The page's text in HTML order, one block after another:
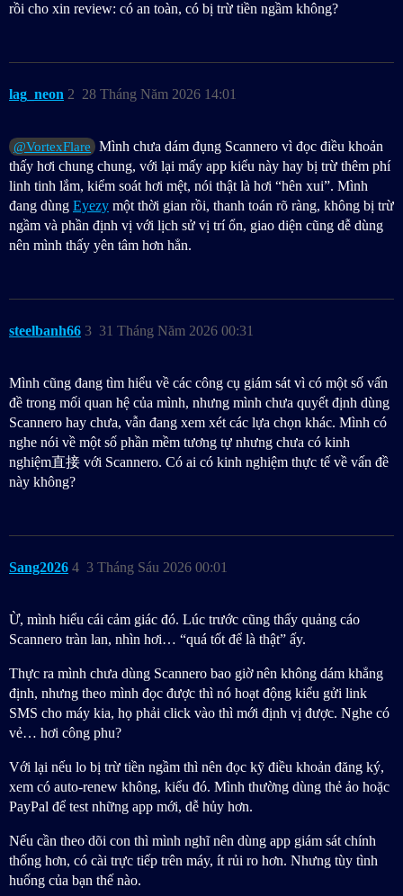
rồi cho xin review: có an toàn, có bị trừ tiền ngầm không?
lag_neon 28 Tháng Năm 2026 14:01
2
@VortexFlare
Mình chưa dám đụng Scannero vì đọc điều khoản
thấy hơi chung chung, với lại mấy app kiểu này hay bị trừ thêm phí
linh tinh lắm, kiểm soát hơi mệt, nói thật là hơi “hên xui”. Mình
đang dùng Eyezy một thời gian rồi, thanh toán rõ ràng, không bị trừ
ngầm và phần định vị với lịch sử vị trí ổn, giao diện cũng dễ dùng
nên mình thấy yên tâm hơn hẳn.
steelbanh66 31 Tháng Năm 2026 00:31
3
Mình cũng đang tìm hiểu về các công cụ giám sát vì có một số vấn
đề trong mối quan hệ của mình, nhưng mình chưa quyết định dùng
Scannero hay chưa, vẫn đang xem xét các lựa chọn khác. Mình có
nghe nói về một số phần mềm tương tự nhưng chưa có kinh
nghiệm直接 với Scannero. Có ai có kinh nghiệm thực tế về vấn đề
này không?
Sang2026 3 Tháng Sáu 2026 00:01
4
Ừ, mình hiểu cái cảm giác đó. Lúc trước cũng thấy quảng cáo
Scannero tràn lan, nhìn hơi… “quá tốt để là thật” ấy.
Thực ra mình chưa dùng Scannero bao giờ nên không dám khẳng
định, nhưng theo mình đọc được thì nó hoạt động kiểu gửi link
SMS cho máy kia, họ phải click vào thì mới định vị được. Nghe có
vẻ… hơi công phu?
Với lại nếu lo bị trừ tiền ngầm thì nên đọc kỹ điều khoản đăng ký,
xem có auto-renew không, kiểu đó. Mình thường dùng thẻ ảo hoặc
PayPal để test những app mới, dễ hủy hơn.
Nếu cần theo dõi con thì mình nghĩ nên dùng app giám sát chính
thống hơn, có cài trực tiếp trên máy, ít rủi ro hơn. Nhưng tùy tình
huống của bạn thế nào.